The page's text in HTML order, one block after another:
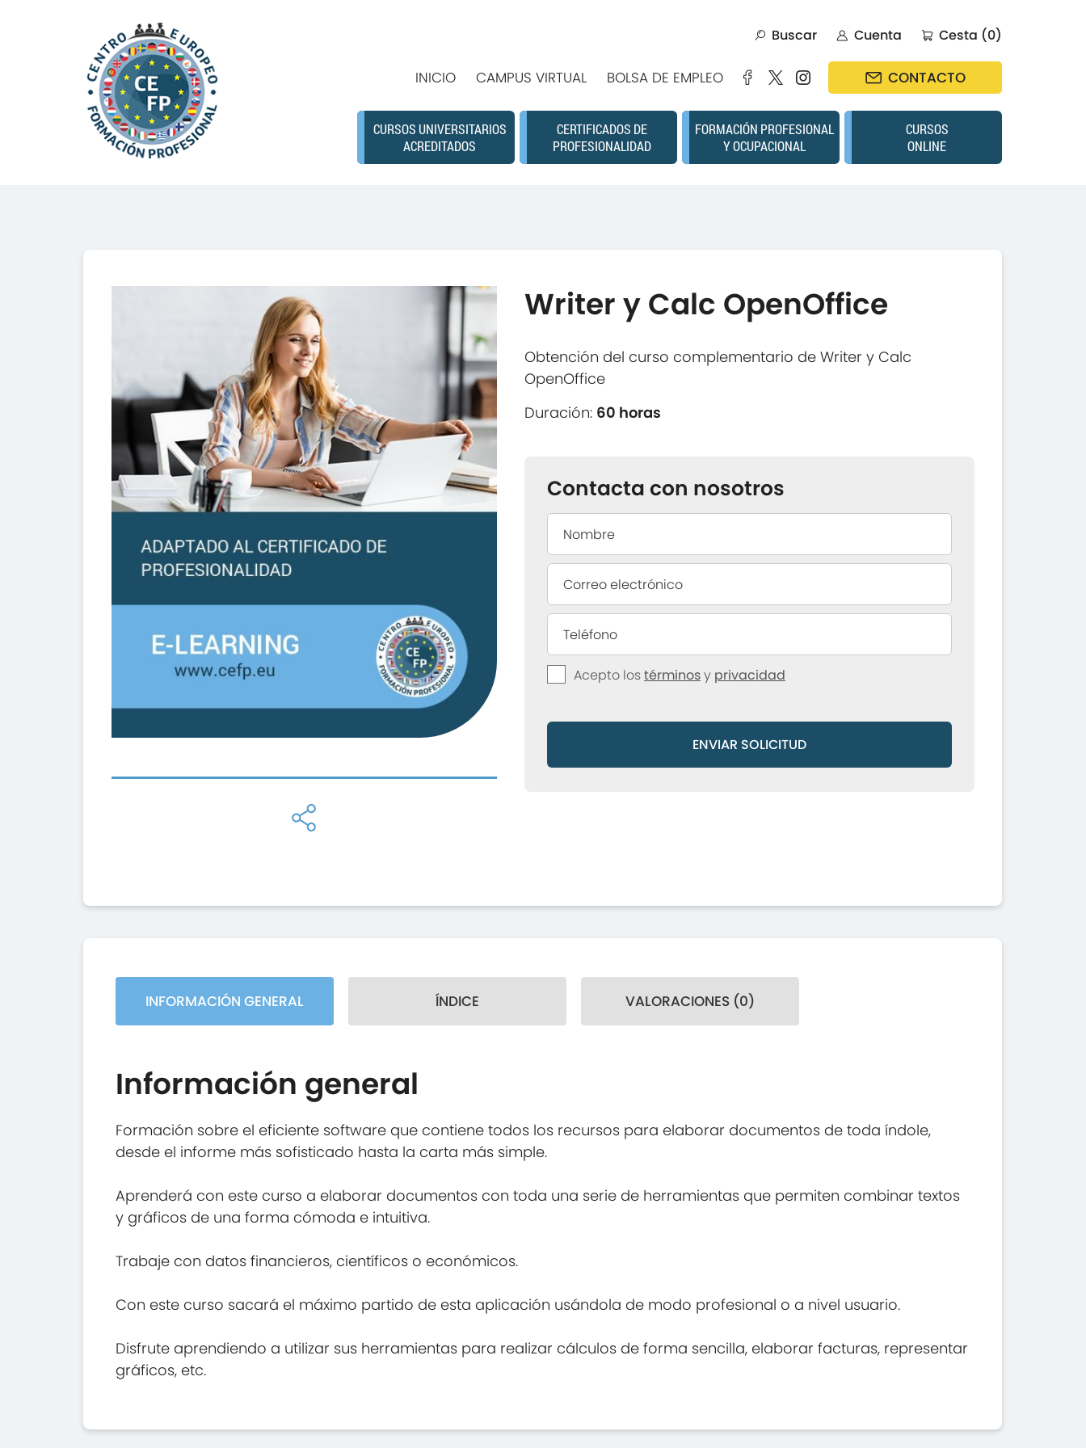
Buscar Cuenta Cesta (0)
INICIO CAMPUS VIRTUAL BOLSA DE EMPLEO CONTACTO
CURSOS UNIVERSITARIOS
ACREDITADOS
CERTIFICADOS DE
PROFESIONALIDAD
FORMACIÓN PROFESIONAL
Y OCUPACIONAL
CURSOS
ONLINE
Writer y Calc OpenOffice
Obtención del curso complementario de Writer y Calc
OpenOffice
Duración: 60 horas
Contacta con nosotros
Acepto lostérminosy privacidad
ENVIAR SOLICITUD
INFORMACIÓN GENERAL ÍNDICE VALORACIONES (0)
Información general
Formación sobre el eficiente software que contiene todos los recursos para elaborar documentos de toda índole,
desde el informe más sofisticado hasta la carta más simple.
Aprenderá con este curso a elaborar documentos con toda una serie de herramientas que permiten combinar textos
y gráficos de una forma cómoda e intuitiva.
Trabaje con datos financieros, científicos o económicos.
Con este curso sacará el máximo partido de esta aplicación usándola de modo profesional o a nivel usuario.
Disfrute aprendiendo a utilizar sus herramientas para realizar cálculos de forma sencilla, elaborar facturas, representar
gráficos, etc.